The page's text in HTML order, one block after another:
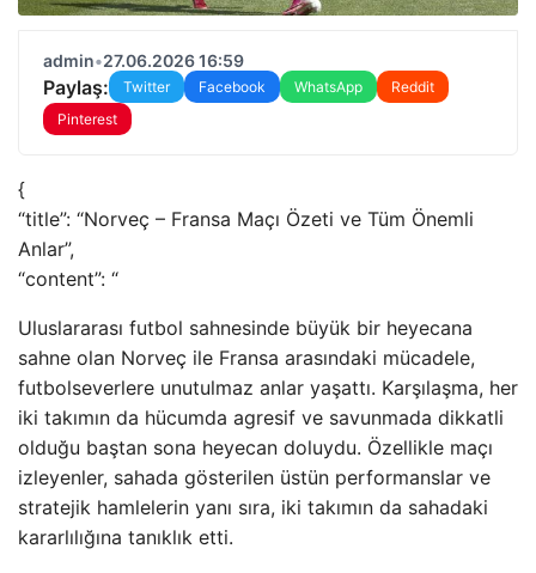
admin•27.06.2026 16:59
Paylaş: Twitter Facebook WhatsApp
Reddit
Pinterest
{
“title”: “Norveç – Fransa Maçı Özeti ve Tüm Önemli
Anlar”,
“content”: “
Uluslararası futbol sahnesinde büyük bir heyecana
sahne olan Norveç ile Fransa arasındaki mücadele,
futbolseverlere unutulmaz anlar yaşattı. Karşılaşma, her
iki takımın da hücumda agresif ve savunmada dikkatli
olduğu baştan sona heyecan doluydu. Özellikle maçı
izleyenler, sahada gösterilen üstün performanslar ve
stratejik hamlelerin yanı sıra, iki takımın da sahadaki
kararlılığına tanıklık etti.